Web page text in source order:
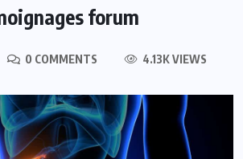
forum
0 COMMENTS 4.13K VIEWS